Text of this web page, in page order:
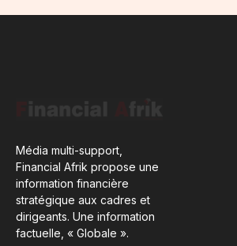
Média multi-support,
Financial Afrik propose une
information financière
stratégique aux cadres et
dirigeants. Une information
factuelle, « Globale ».